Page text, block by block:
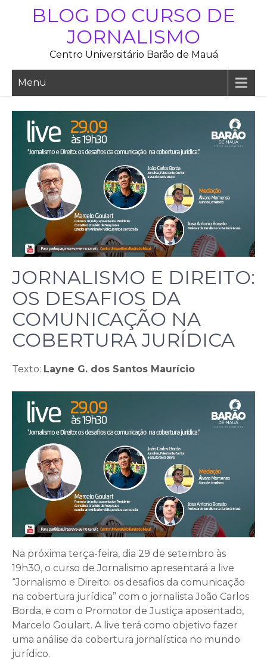
BLOG DO CURSO DE
JORNALISMO
Centro Universitário Barão de Mauá
Menu
JORNALISMO E DIREITO:
OS DESAFIOS DA
COMUNICAÇÃO NA
COBERTURA JURÍDICA
Texto: Layne G. dos Santos Maurício
Na próxima terça-feira, dia 29 de setembro às
19h30, o curso de Jornalismo apresentará a live
“Jornalismo e Direito: os desafios da comunicação
na cobertura jurídica” com o jornalista João Carlos
Borda, e com o Promotor de Justiça aposentado,
Marcelo Goulart. A live terá como objetivo fazer
uma análise da cobertura jornalística no mundo
jurídico.